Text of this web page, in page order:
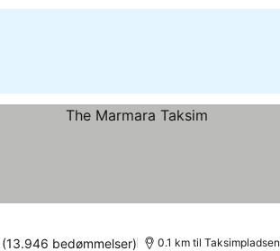
(13.946 bedømmelser) 0.1 km til Taksimpladsen